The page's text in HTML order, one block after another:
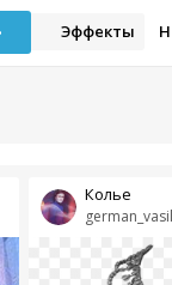
Эффекты
Колье